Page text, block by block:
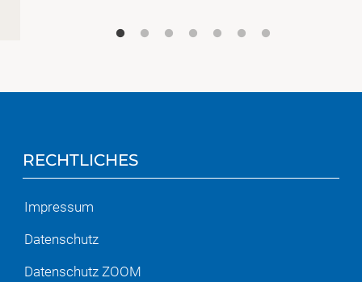
RECHTLICHES
Impressum
Datenschutz
Datenschutz ZOOM